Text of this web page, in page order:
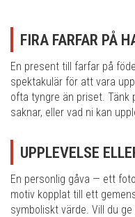
FIRA FARFAR PÅ
En present till farfar på
spektakulär för att vara
ofta tyngre än priset. Tänk
saknar, eller vad ni kan
UPPLEVELSE
En personlig gåva — ett
motiv kopplat till ett
symboliskt värde. Vill du